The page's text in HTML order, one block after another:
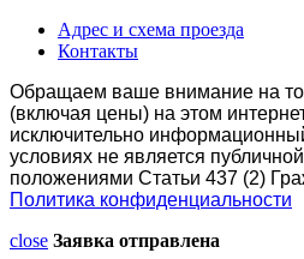
Адрес и схема проезда
Контакты
Обращаем ваше внимание на
(включая цены) на этом
исключительно
условиях не является
положениями Статьи 437 (2)
Политика конфиденциальности
close Заявка отправлена